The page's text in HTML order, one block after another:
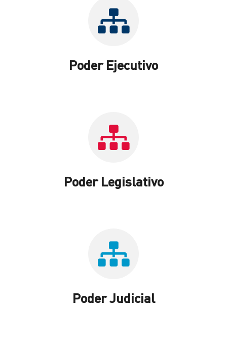
Poder Ejecutivo
Poder Legislativo
Poder Judicial